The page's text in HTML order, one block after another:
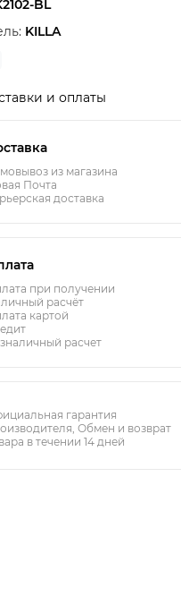
BL
KILLA
и оплаты
из магазина
Почта
доставка
при получении
расчёт
картой
расчет
гарантия
Обмен и возврат
в течении 14 дней